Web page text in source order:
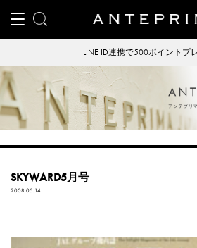
LINE ID連携で500ポイントプ
SKYWARD5月号
2008.05.14